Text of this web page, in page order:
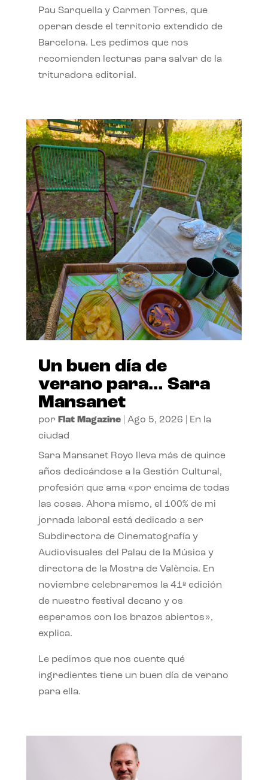
Pau Sarquella y Carmen Torres, que
operan desde el territorio extendido de
Barcelona. Les pedimos que nos
recomienden lecturas para salvar de la
trituradora editorial.
Un buen día de
verano para… Sara
Mansanet
por Flat Magazine| Ago 5, 2026
En la
ciudad
Sara Mansanet Royo lleva más de quince
años dedicándose a la Gestión Cultural,
profesión que ama «por encima de todas
las cosas. Ahora mismo, el 100% de mi
jornada laboral está dedicado a ser
Subdirectora de Cinematografía y
Audiovisuales del Palau de la Música y
directora de la Mostra de València. En
noviembre celebraremos la 41ª edición
de nuestro festival decano y os
esperamos con los brazos abiertos»,
explica.
Le pedimos que nos cuente qué
ingredientes tiene un buen día de verano
para ella.